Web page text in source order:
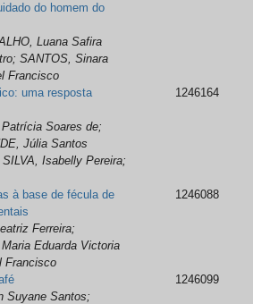
do homem do
Luana Safira
SANTOS, Sinara
Francisco
uma resposta
Soares de;
Júlia Santos
Isabelly Pereira;
1246164
à base de fécula de
Ferreira;
Eduarda Victoria
Francisco
1246088
Suyane Santos;
1246099